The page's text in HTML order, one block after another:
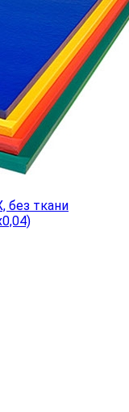
без ткани